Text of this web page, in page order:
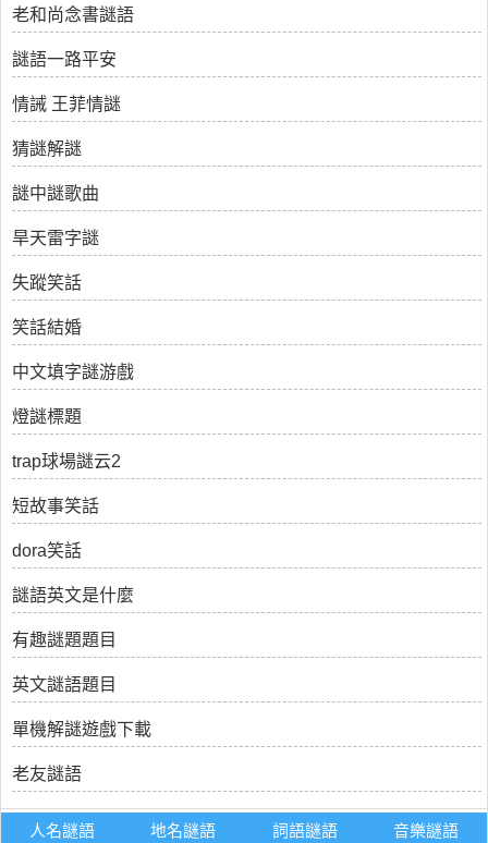
老和尚念書謎語
謎語一路平安
情誡 王菲情謎
猜謎解謎
謎中謎歌曲
旱天雷字謎
失蹤笑話
笑話結婚
中文填字謎游戲
燈謎標題
trap球場謎云2
短故事笑話
dora笑話
謎語英文是什麼
有趣謎題題目
英文謎語題目
單機解謎遊戲下載
老友謎語
人名謎語 地名謎語 詞語謎語 音樂謎語